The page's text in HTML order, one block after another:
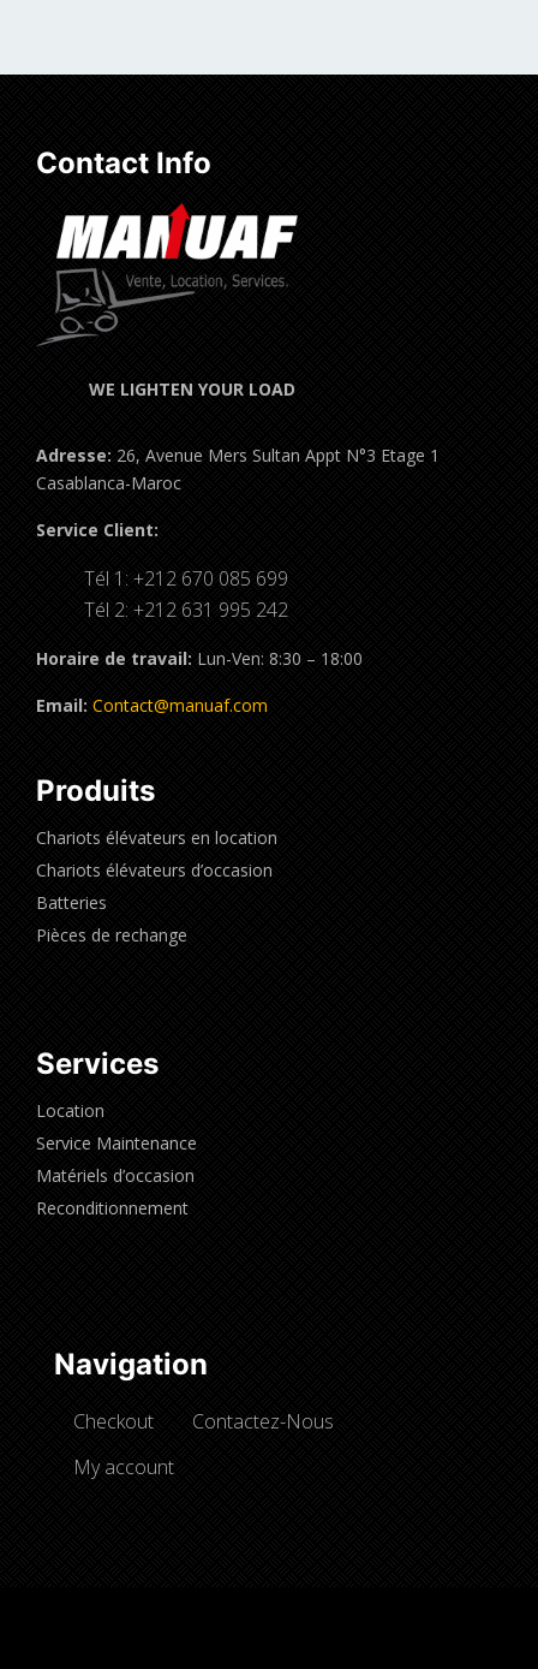
Contact Info
WE LIGHTEN YOUR LOAD
Adresse: 26, Avenue Mers Sultan Appt N°3 Etage 1
Casablanca-Maroc
Service Client:
Tél 1: +212 670 085 699
Tél 2: +212 631 995 242
Horaire de travail: Lun-Ven: 8:30 – 18:00
Email: Contact@manuaf.com
Produits
Chariots élévateurs en location
Chariots élévateurs d’occasion
Batteries
Pièces de rechange
Services
Location
Service Maintenance
Matériels d’occasion
Reconditionnement
Navigation
Checkout
Contactez-Nous
My account